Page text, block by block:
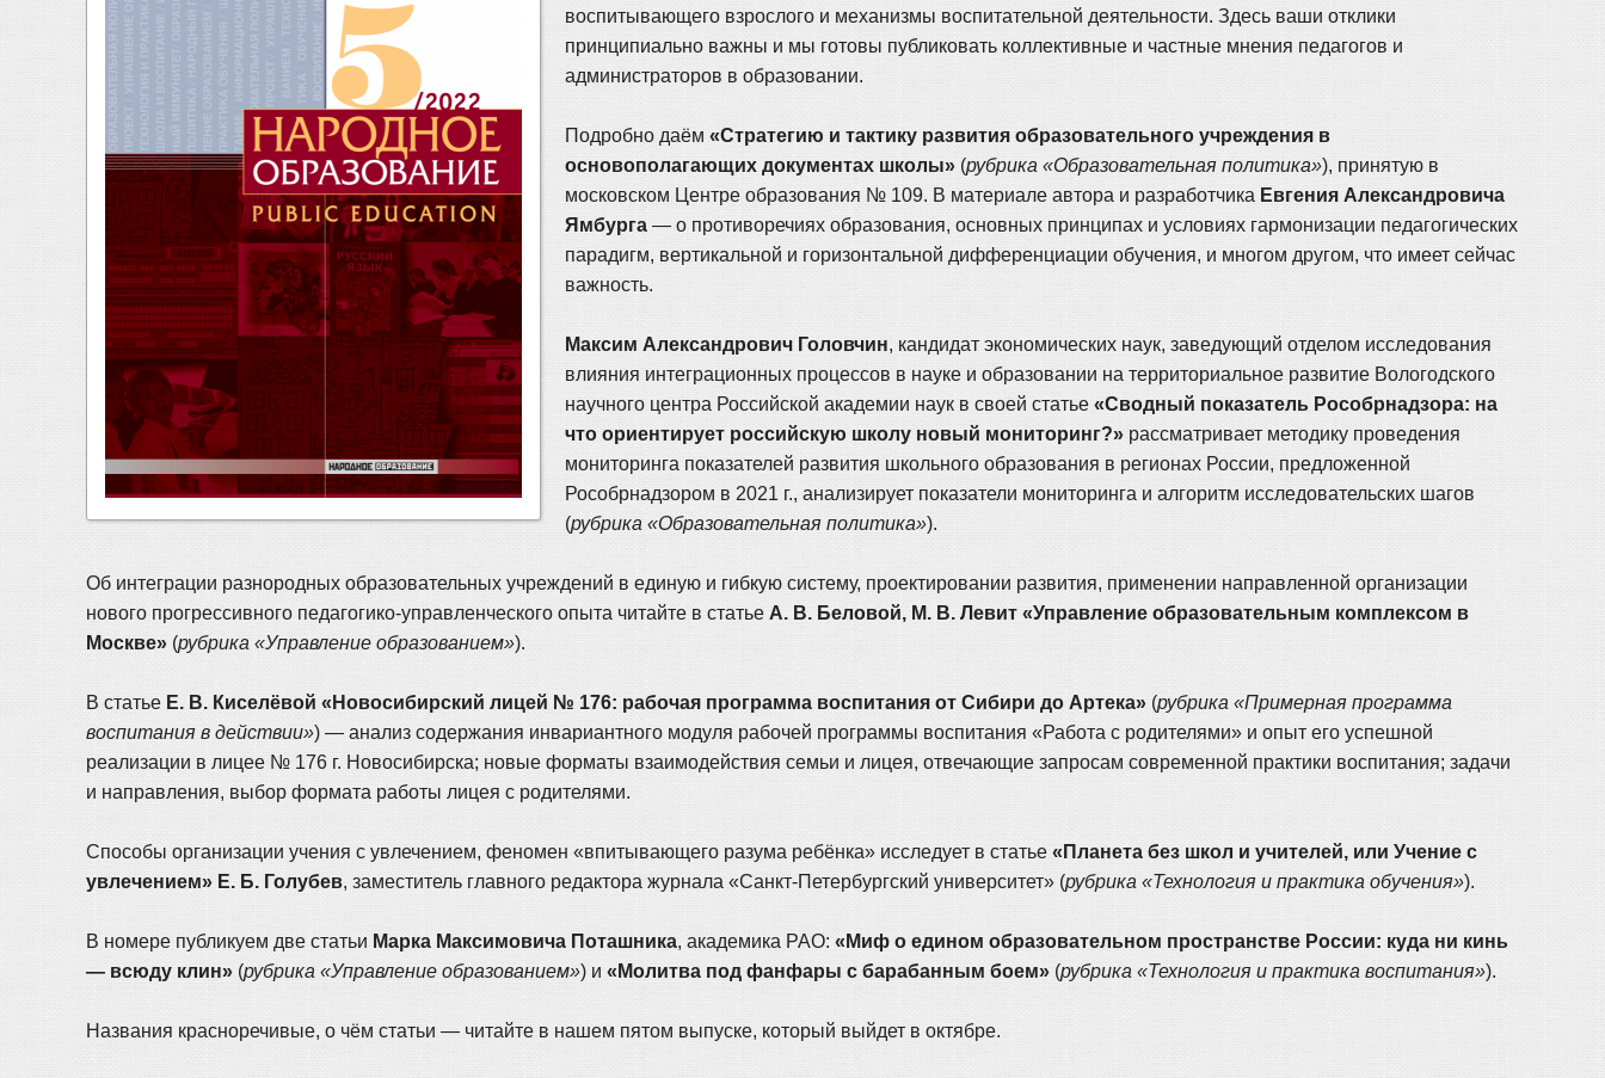
воспитывающего взрослого и механизмы воспитательной деятельности. Здесь ваши отклики
принципиально важны и мы готовы публиковать коллективные и частные мнения педагогов и
администраторов в образовании.
Подробно даём «Стратегию и тактику развития образовательного учреждения в
основополагающих документах школы» (рубрика «Образовательная политика»), принятую в
московском Центре образования № 109. В материале автора и разработчика Евгения Александровича
Ямбурга — о противоречиях образования, основных принципах и условиях гармонизации педагогических
парадигм, вертикальной и горизонтальной дифференциации обучения, и многом другом, что имеет сейчас
важность.
Максим Александрович Головчин, кандидат экономических наук, заведующий отделом исследования
влияния интеграционных процессов в науке и образовании на территориальное развитие Вологодского
научного центра Российской академии наук в своей статье «Сводный показатель Рособрнадзора: на
что ориентирует российскую школу новый мониторинг?» рассматривает методику проведения
мониторинга показателей развития школьного образования в регионах России, предложенной
Рособрнадзором в 2021 г., анализирует показатели мониторинга и алгоритм исследовательских шагов
(рубрика «Образовательная политика»).
Об интеграции разнородных образовательных учреждений в единую и гибкую систему, проектировании развития, применении направленной организации
нового прогрессивного педагогико-управленческого опыта читайте в статье А. В. Беловой, М. В. Левит «Управление образовательным комплексом в
Москве» (рубрика «Управление образованием»).
В статье Е. В. Киселёвой «Новосибирский лицей № 176: рабочая программа воспитания от Сибири до Артека» (рубрика «Примерная программа
воспитания в действии») — анализ содержания инвариантного модуля рабочей программы воспитания «Работа с родителями» и опыт его успешной
реализации в лицее № 176 г. Новосибирска; новые форматы взаимодействия семьи и лицея, отвечающие запросам современной практики воспитания; задачи
и направления, выбор формата работы лицея с родителями.
Способы организации учения с увлечением, феномен «впитывающего разума ребёнка» исследует в статье «Планета без школ и учителей, или Учение с
увлечением» Е. Б. Голубев, заместитель главного редактора журнала «Санкт-Петербургский университет» (рубрика «Технология и практика обучения»).
В номере публикуем две статьи Марка Максимовича Поташника, академика РАО: «Миф о едином образовательном пространстве России: куда ни кинь
— всюду клин» (рубрика «Управление образованием») и «Молитва под фанфары с барабанным боем» (рубрика «Технология и практика воспитания»).
Названия красноречивые, о чём статьи — читайте в нашем пятом выпуске, который выйдет в октябре.